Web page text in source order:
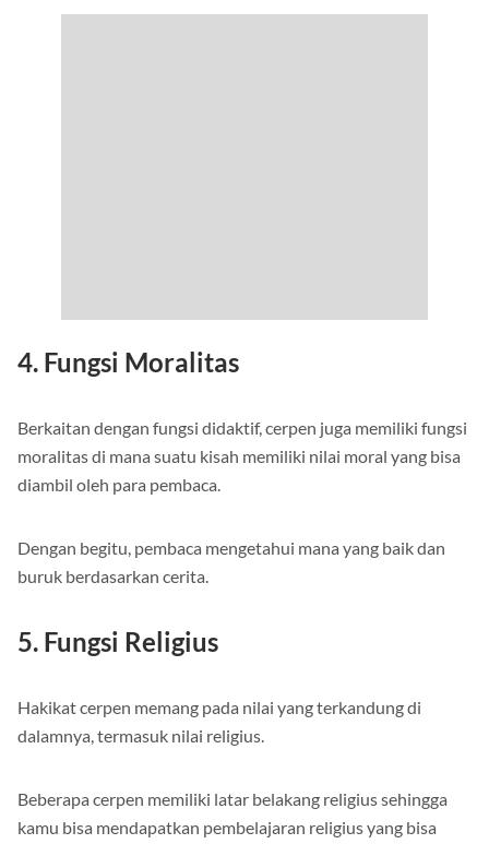
4. Fungsi Moralitas
Berkaitan dengan fungsi didaktif, cerpen juga memiliki fungsi
moralitas di mana suatu kisah memiliki nilai moral yang bisa
diambil oleh para pembaca.
Dengan begitu, pembaca mengetahui mana yang baik dan
buruk berdasarkan cerita.
5. Fungsi Religius
Hakikat cerpen memang pada nilai yang terkandung di
dalamnya, termasuk nilai religius.
Beberapa cerpen memiliki latar belakang religius sehingga
kamu bisa mendapatkan pembelajaran religius yang bisa